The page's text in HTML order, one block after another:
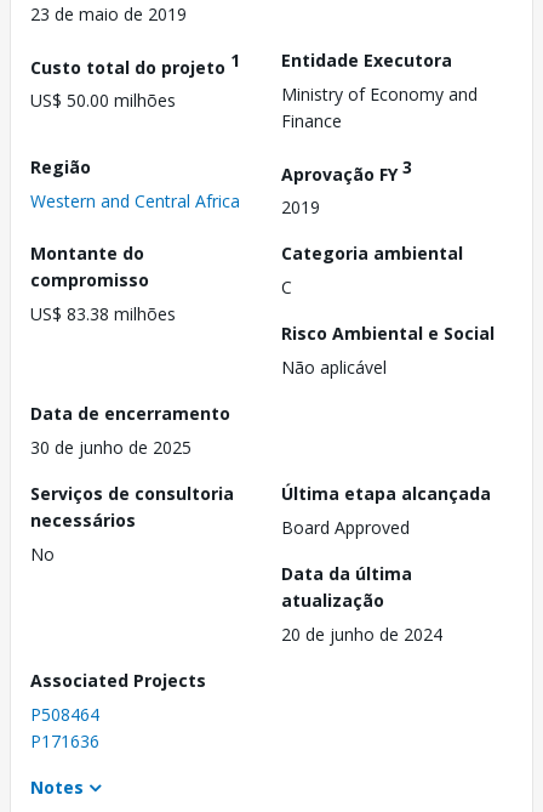
23 de maio de 2019
Custo total do projeto 1
US$ 50.00 milhões
Entidade Executora
Ministry of Economy and
Finance
Região
Western and Central Africa
Aprovação FY3
2019
Montante do
compromisso
US$ 83.38 milhões
Categoria ambiental
C
Risco Ambiental e Social
Não aplicável
Data de encerramento
30 de junho de 2025
Serviços de consultoria
necessários
No
Última etapa alcançada
Board Approved
Data da última
atualização
20 de junho de 2024
Associated Projects
P508464
P171636
Notes